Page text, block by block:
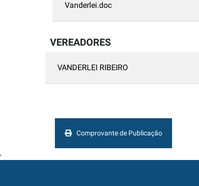
Vanderlei.doc
VEREADORES
VANDERLEI RIBEIRO
Comprovante de Publicação